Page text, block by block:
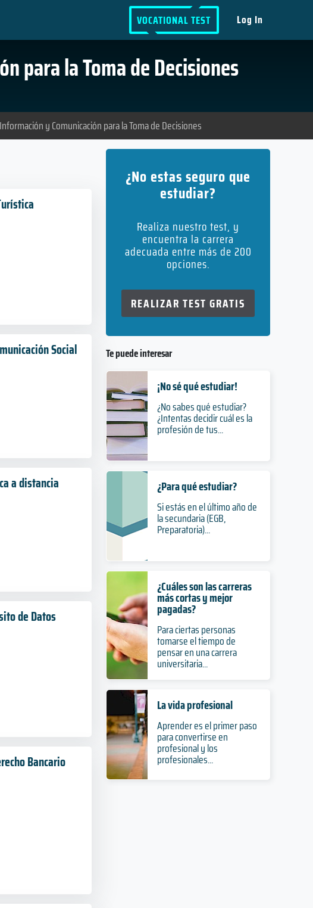
VOCATIONAL TEST Log In
para la Toma de Decisiones
y Comunicación para la Toma de Decisiones
Social
a distancia
de Datos
Bancario
¿No estas seguro que
estudiar?
Realiza nuestro test, y
encuentra la carrera
adecuada entre más de 200
opciones.
REALIZAR TEST GRATIS
Te puede interesar
¡No sé qué estudiar!
¿No sabes qué estudiar?
¿Intentas decidir cuál es la
profesión de tus...
¿Para qué estudiar?
Si estás en el último año de
la secundaria (EGB,
Preparatoria)...
¿Cuáles son las carreras
más cortas y mejor
pagadas?
Para ciertas personas
tomarse el tiempo de
pensar en una carrera
universitaria...
La vida profesional
Aprender es el primer paso
para convertirse en
profesional y los
profesionales...